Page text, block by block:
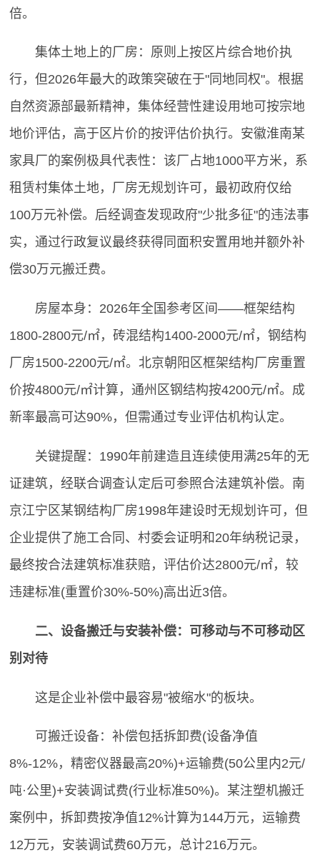
倍。
集体土地上的厂房：原则上按区片综合地价执
行，但2026年最大的政策突破在于"同地同权"。根据
自然资源部最新精神，集体经营性建设用地可按宗地
地价评估，高于区片价的按评估价执行。安徽淮南某
家具厂的案例极具代表性：该厂占地1000平方米，系
租赁村集体土地，厂房无规划许可，最初政府仅给
100万元补偿。后经调查发现政府"少批多征"的违法事
实，通过行政复议最终获得同面积安置用地并额外补
偿30万元搬迁费。
房屋本身：2026年全国参考区间——框架结构
1800-2800元/㎡，砖混结构1400-2000元/㎡，钢结构
厂房1500-2200元/㎡。北京朝阳区框架结构厂房重置
价按4800元/㎡计算，通州区钢结构按4200元/㎡。成
新率最高可达90%，但需通过专业评估机构认定。
关键提醒：1990年前建造且连续使用满25年的无
证建筑，经联合调查认定后可参照合法建筑补偿。南
京江宁区某钢结构厂房1998年建设时无规划许可，但
企业提供了施工合同、村委会证明和20年纳税记录，
最终按合法建筑标准获赔，评估价达2800元/㎡，较
违建标准(重置价30%-50%)高出近3倍。
二、设备搬迁与安装补偿：可移动与不可移动区
别对待
这是企业补偿中最容易"被缩水"的板块。
可搬迁设备：补偿包括拆卸费(设备净值
8%-12%，精密仪器最高20%)+运输费(50公里内2元/
吨·公里)+安装调试费(行业标准50%)。某注塑机搬迁
案例中，拆卸费按净值12%计算为144万元，运输费
12万元，安装调试费60万元，总计216万元。